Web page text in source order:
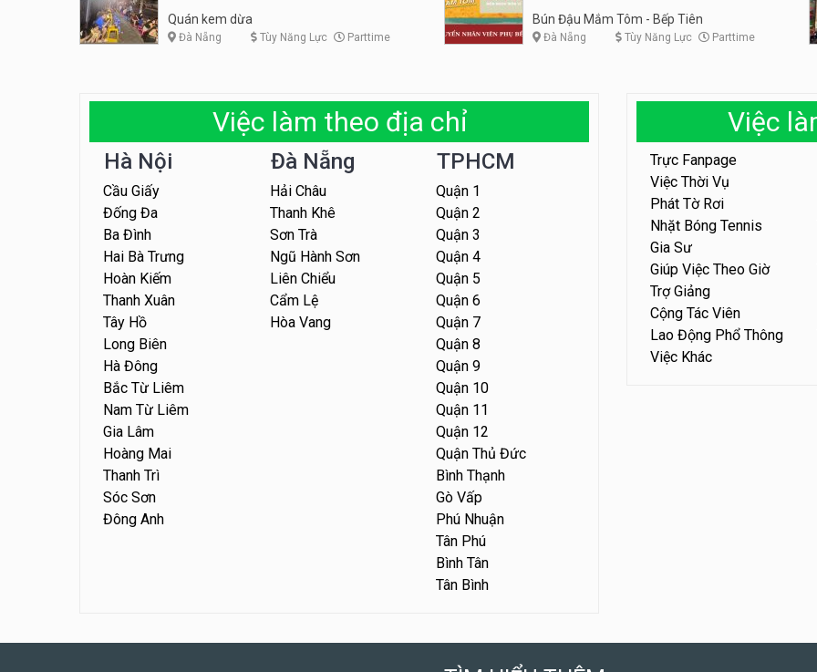
dừa
Quán kem dừa
Đà Nẵng Tùy Năng Lực Parttime
Tôm – Bếp Tiên
Bún Đậu Mắm Tôm - Bếp Tiên
Đà Nẵng Tùy Năng Lực Parttime
Việc làm theo địa chỉ
Hà Nội
Cầu Giấy
Đống Đa
Ba Đình
Hai Bà Trưng
Hoàn Kiếm
Thanh Xuân
Tây Hồ
Long Biên
Hà Đông
Bắc Từ Liêm
Nam Từ Liêm
Gia Lâm
Hoàng Mai
Thanh Trì
Sóc Sơn
Đông Anh
Đà Nẵng
Hải Châu
Thanh Khê
Sơn Trà
Ngũ Hành Sơn
Liên Chiểu
Cẩm Lệ
Hòa Vang
TPHCM
Quận 1
Quận 2
Quận 3
Quận 4
Quận 5
Quận 6
Quận 7
Quận 8
Quận 9
Quận 10
Quận 11
Quận 12
Quận Thủ Đức
Bình Thạnh
Gò Vấp
Phú Nhuận
Tân Phú
Bình Tân
Tân Bình
Việc
Trực Fanpage
Việc Thời Vụ
Phát Tờ Rơi
Nhặt Bóng Tennis
Gia Sư
Giúp Việc Theo Giờ
Trợ Giảng
Cộng Tác Viên
Lao Động Phổ Thông
Việc Khác